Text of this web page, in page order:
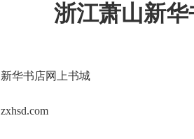
浙江萧山新
华书店网上书城